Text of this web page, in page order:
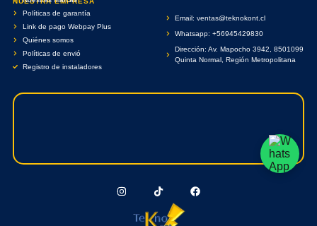
Políticas de garantía
Link de pago Webpay Plus
Quiénes somos
Políticas de envió
Registro de instaladores
Email: ventas@teknokont.cl
Whatsapp: +56945429830
Dirección: Av. Mapocho 3942, 8501099
Quinta Normal, Región Metropolitana